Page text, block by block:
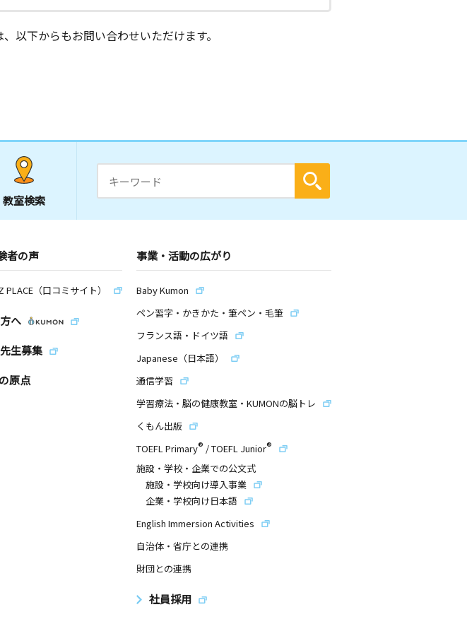
以下からもお問い合わせいただけます。
教室検索
者の声
PLACE（口コミサイト）
へ
生募集
原点
事業・活動の広がり
Baby Kumon
ペン習字・かきかた・筆ペン・毛筆
フランス語・ドイツ語
Japanese（日本語）
通信学習
学習療法・脳の健康教室・KUMONの脳トレ
くもん出版
TOEFL Primary® /TOEFL Junior®
施設・学校・企業での公文式
施設・学校向け導入事業
企業・学校向け日本語
English Immersion Activities
自治体・省庁との連携
財団との連携
社員採用